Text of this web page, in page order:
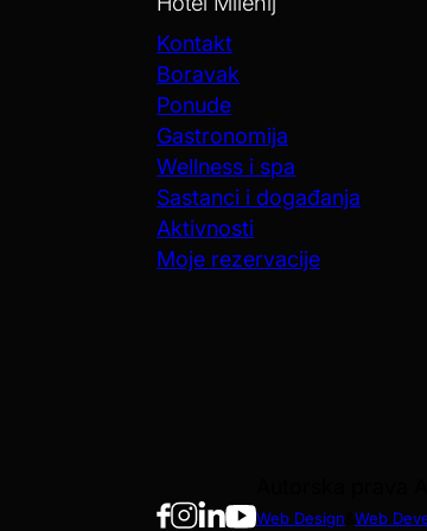
Kontakt
Boravak
Ponude
Gastronomija
Wellness i spa
Sastanci i događanja
Aktivnosti
Moje rezervacije
Web Design Web